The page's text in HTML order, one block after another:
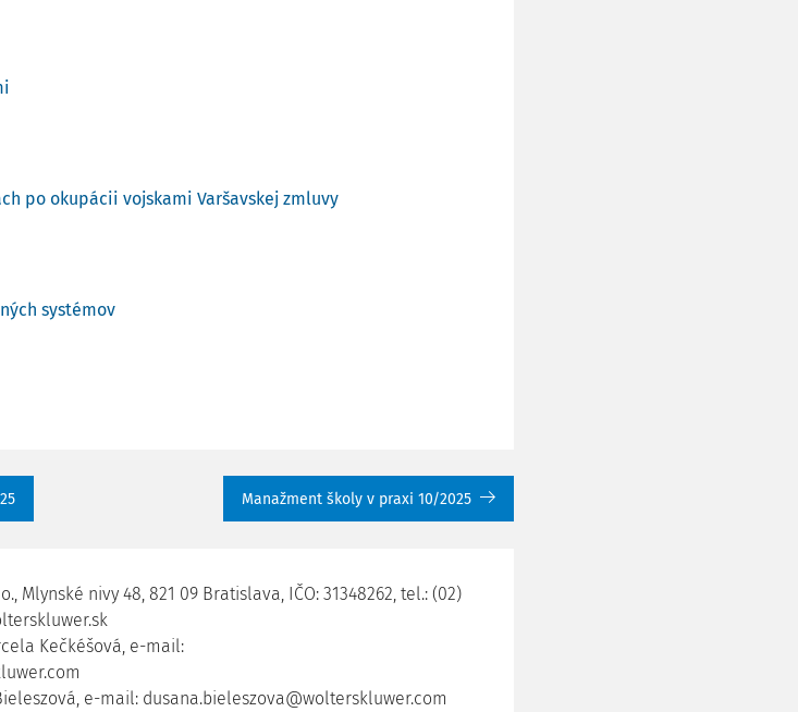
po okupácii vojskami Varšavskej zmluvy
systémov
Manažment školy v praxi 10/2025
Mlynské nivy 48, 821 09 Bratislava, IČO: 31348262, tel.: (02)
Kečkéšová, e-mail:
e-mail: dusana.bieleszova@wolterskluwer.com